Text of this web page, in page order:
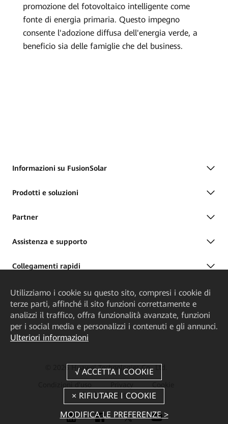
promozione del fotovoltaico intelligente come
fonte di energia primaria. Questo impegno
consente l'adozione diffusa dell'energia verde, a
beneficio sia delle famiglie che del business.
Informazioni su FusionSolar
Prodotti e soluzioni
Partner
Assistenza e supporto
Collegamenti rapidi
© 2026 Huawei Technologies Co., Ltd.
Cookie Settings
Utilizziamo i cookie su questo sito, compresi i cookie di
terze parti, affinché il sito funzioni correttamente e
analizzi il traffico, offra funzionalità avanzate, funzioni
per i social media e personalizzi i contenuti e gli annunci.
Ulteriori informazioni
MODIFICA LE PREFERENZE >